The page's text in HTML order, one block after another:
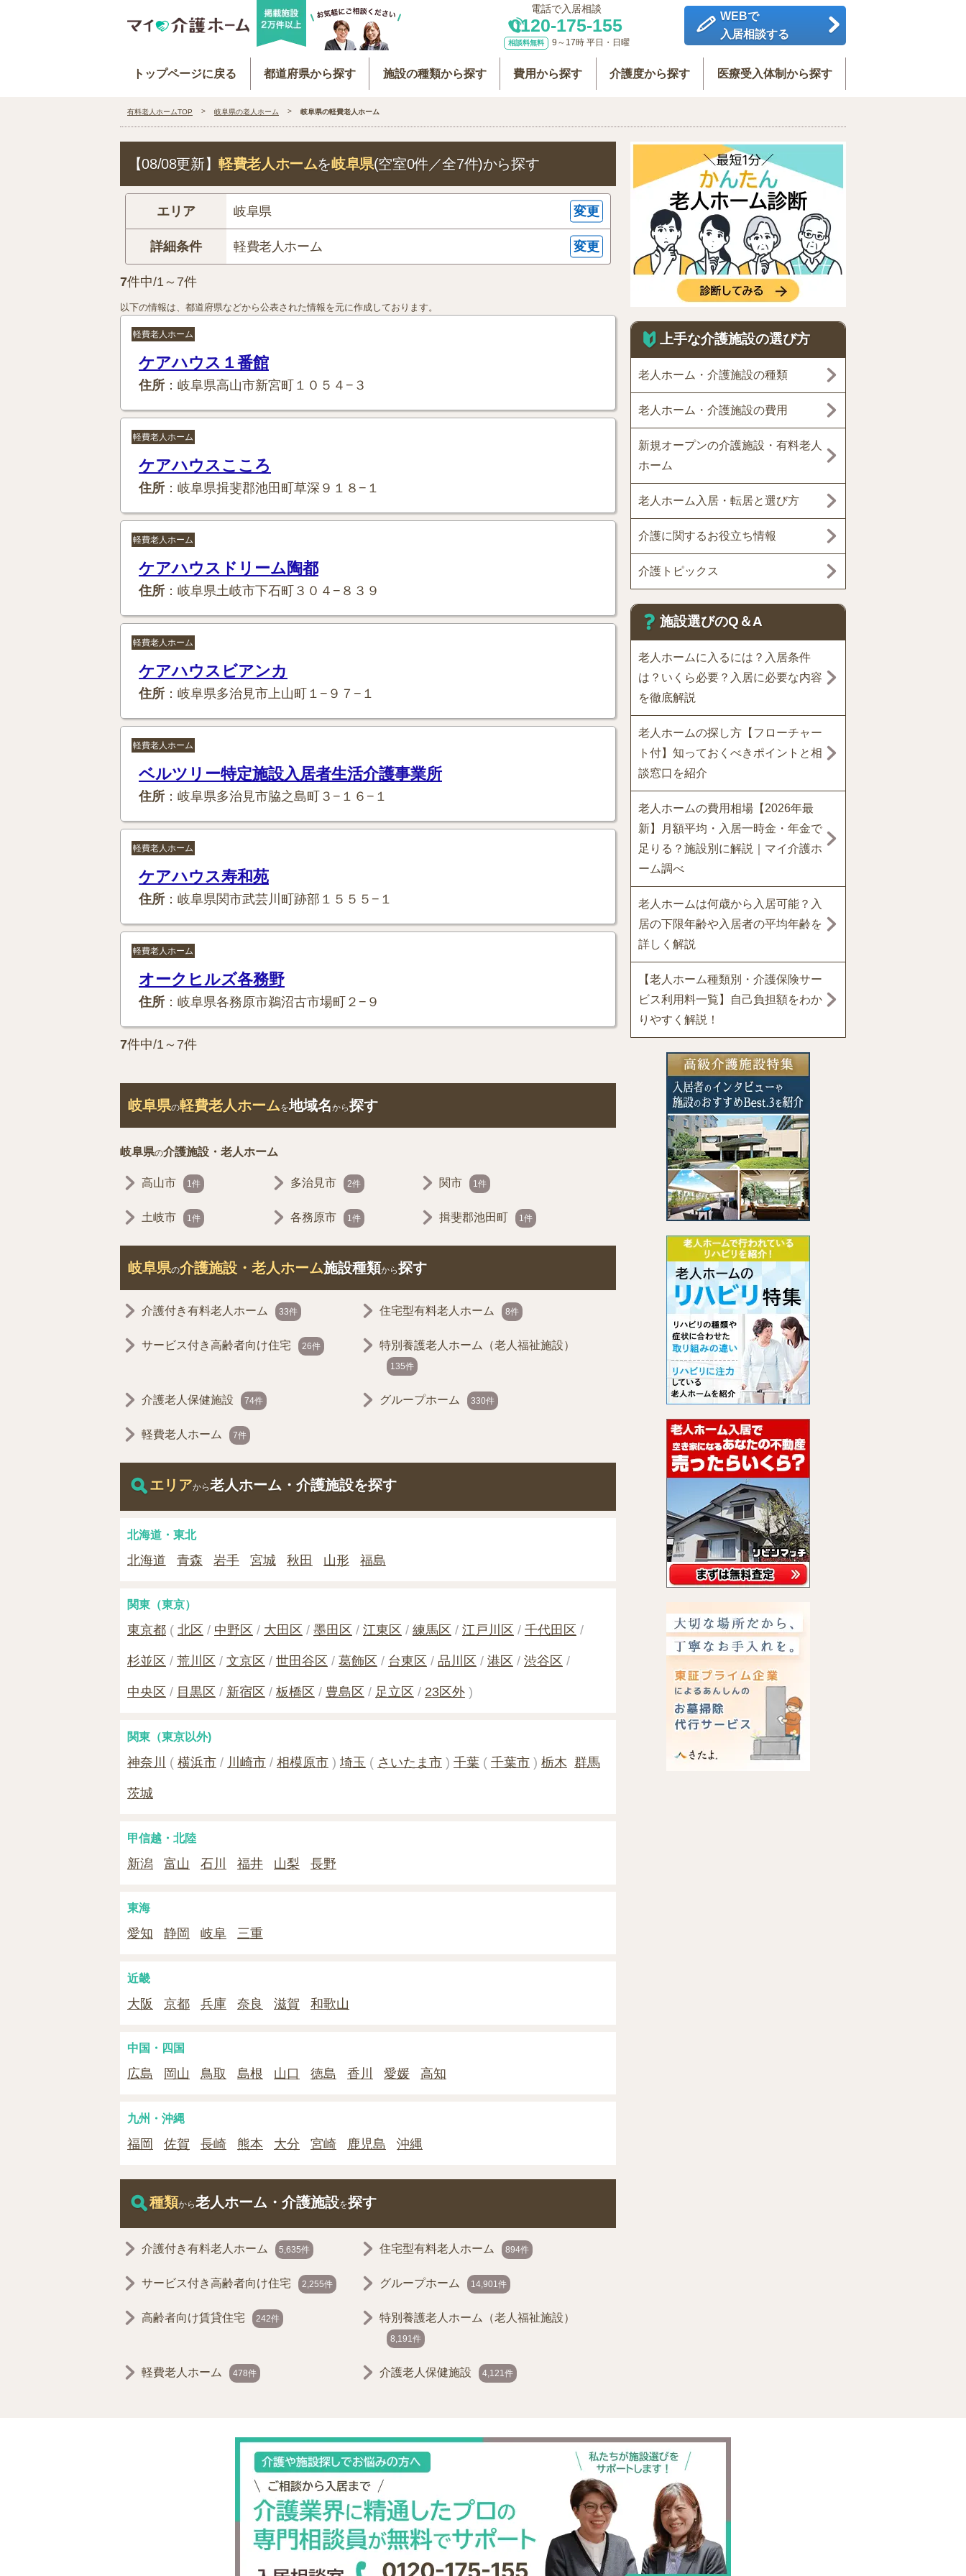
電話で入居相談
0120-175-155
相談料無料 9～17時 平日・日曜
WEBで
入居相談する
トップページに戻る 都道府県から探す 施設の種類から探す 費用から探す 介護度から探す 医療受入体制から探す
有料老人ホームTOP 岐阜県の老人ホーム 岐阜県の軽費老人ホーム
【08/08更新】軽費老人ホームを岐阜県(空室0件／全7件)から探す
エリア 岐阜県 変更
詳細条件 軽費老人ホーム 変更
7件中/1～7件
以下の情報は、都道府県などから公表された情報を元に作成しております。
軽費老人ホーム
ケアハウス１番館
住所 ：岐阜県高山市新宮町１０５４−３
軽費老人ホーム
ケアハウスこころ
住所 ：岐阜県揖斐郡池田町草深９１８−１
軽費老人ホーム
ケアハウスドリーム陶都
住所 ：岐阜県土岐市下石町３０４−８３９
軽費老人ホーム
ケアハウスビアンカ
住所 ：岐阜県多治見市上山町１−９７−１
軽費老人ホーム
ベルツリー特定施設入居者生活介護事業所
住所 ：岐阜県多治見市脇之島町３−１６−１
軽費老人ホーム
ケアハウス寿和苑
住所 ：岐阜県関市武芸川町跡部１５５５−１
軽費老人ホーム
オークヒルズ各務野
住所 ：岐阜県各務原市鵜沼古市場町２−９
7件中/1～7件
岐阜県の軽費老人ホームを地域名から探す
岐阜県の介護施設・老人ホーム
高山市 1件 多治見市 2件 関市 1件
土岐市 1件 各務原市 1件 揖斐郡池田町 1件
岐阜県の介護施設・老人ホーム施設種類から探す
介護付き有料老人ホーム 33件 住宅型有料老人ホーム 8件
サービス付き高齢者向け住宅 26件 特別養護老人ホーム（老人福祉施設）
135件
介護老人保健施設 74件 グループホーム 330件
軽費老人ホーム 7件
エリアから老人ホーム・介護施設を探す
北海道・東北
北海道 青森 岩手 宮城 秋田 山形 福島
関東（東京）
東京都 ( 北区 中野区 大田区 墨田区 江東区 練馬区 江戸川区 千代田区
杉並区 荒川区 文京区 世田谷区 葛飾区 台東区 品川区 港区 渋谷区
中央区 目黒区 新宿区 板橋区 豊島区 足立区 23区外 )
関東（東京以外)
神奈川 ( 横浜市 川崎市 相模原市 ) 埼玉 ( さいたま市 ) 千葉 ( 千葉市 ) 栃木 群馬
茨城
甲信越・北陸
新潟 富山 石川 福井 山梨 長野
東海
愛知 静岡 岐阜 三重
近畿
大阪 京都 兵庫 奈良 滋賀 和歌山
中国・四国
広島 岡山 鳥取 島根 山口 徳島 香川 愛媛 高知
九州・沖縄
福岡 佐賀 長崎 熊本 大分 宮崎 鹿児島 沖縄
種類から老人ホーム・介護施設を探す
介護付き有料老人ホーム 5,635件 住宅型有料老人ホーム 894件
サービス付き高齢者向け住宅 2,255件 グループホーム 14,901件
高齢者向け賃貸住宅 242件 特別養護老人ホーム（老人福祉施設）
8,191件
軽費老人ホーム 478件 介護老人保健施設 4,121件
上手な介護施設の選び方
老人ホーム・介護施設の種類
老人ホーム・介護施設の費用
新規オープンの介護施設・有料老人
ホーム
老人ホーム入居・転居と選び方
介護に関するお役立ち情報
介護トピックス
施設選びのQ＆A
老人ホームに入るには？入居条件
は？いくら必要？入居に必要な内容
を徹底解説
老人ホームの探し方【フローチャー
ト付】知っておくべきポイントと相
談窓口を紹介
老人ホームの費用相場【2026年最
新】月額平均・入居一時金・年金で
足りる？施設別に解説｜マイ介護ホ
ーム調べ
老人ホームは何歳から入居可能？入
居の下限年齢や入居者の平均年齢を
詳しく解説
【老人ホーム種類別・介護保険サー
ビス利用料一覧】自己負担額をわか
りやすく解説！